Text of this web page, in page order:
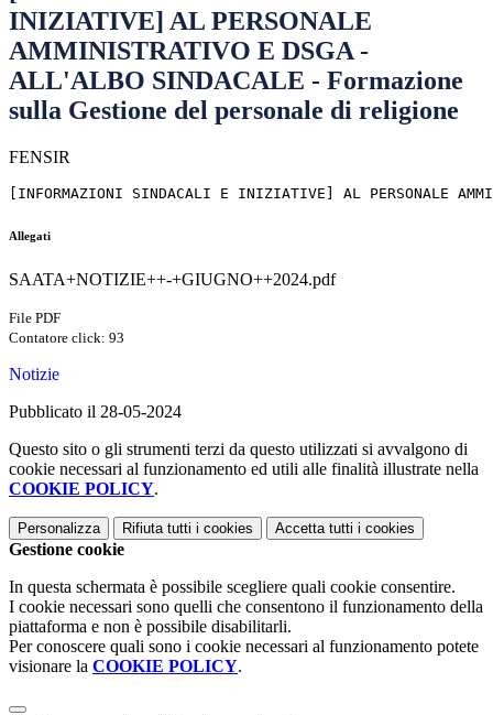
INIZIATIVE] AL PERSONALE
AMMINISTRATIVO E DSGA -
ALL'ALBO SINDACALE - Formazione
sulla Gestione del personale di religione
FENSIR
[INFORMAZIONI SINDACALI E INIZIATIVE] AL
Allegati
SAATA+NOTIZIE++-+GIUGNO++2024.pdf
File PDF
Contatore click: 93
Notizie
Pubblicato il 28-05-2024
Questo sito o gli strumenti terzi da questo utilizzati si avvalgono di
cookie necessari al funzionamento ed utili alle finalità illustrate nella
COOKIE POLICY.
Personalizza Rifiuta tutti i cookies Accetta tutti i cookies
Gestione cookie
In questa schermata è possibile scegliere quali cookie consentire.
I cookie necessari sono quelli che consentono il funzionamento della
piattaforma e non è possibile disabilitarli.
Per conoscere quali sono i cookie necessari al funzionamento potete
visionare la COOKIE POLICY.